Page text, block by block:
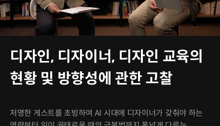
디자인, 디자이너, 디자인 교육의
현황 및 방향성에 관한 고찰
저명한 게스트를 초빙하여 AI 시대에 디자이너가 갖춰야 하는